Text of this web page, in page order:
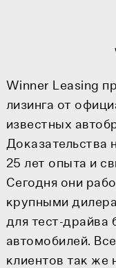
Winner Leasing
лизинга от
известных
Доказательства
25 лет опыта и
Сегодня они
крупными
для тест-драйва
автомобилей.
клиентов так же